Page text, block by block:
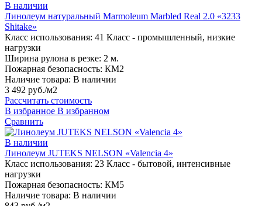
В наличии
Линолеум натуральный Marmoleum Marbled Real 2.0 «3233
Shitake»
Класс использования: 41 Класс - промышленный, низкие
нагрузки
Ширина рулона в резке: 2 м.
Пожарная безопасность: КМ2
Наличие товара: В наличии
3 492 руб./м2
Рассчитать стоимость
В избранное В избранном
Сравнить
В наличии
Линолеум JUTEKS NELSON «Valencia 4»
Класс использования: 23 Класс - бытовой, интенсивные
нагрузки
Пожарная безопасность: КМ5
Наличие товара: В наличии